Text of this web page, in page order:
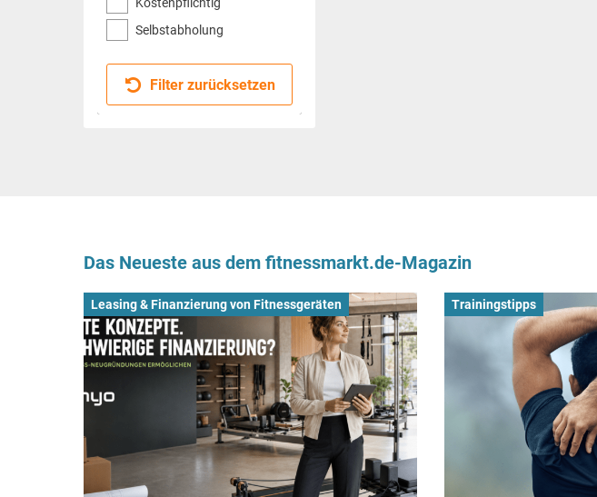
Selbstabholung
Filter zurücksetzen
Das Neueste aus dem fitnessmarkt.de-Magazin
Leasing & Finanzierung von Fitnessgeräten Trainingstipps